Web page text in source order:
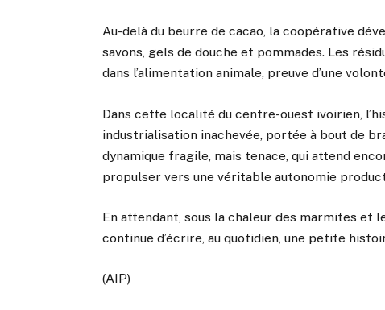
Au-delà du beurre de cacao, la coopérative
savons, gels de douche et pommades. Les
dans l’alimentation animale, preuve d’une
Dans cette localité du centre-ouest ivoirien,
industrialisation inachevée, portée à bout de
dynamique fragile, mais tenace, qui attend
propulser vers une véritable autonomie
En attendant, sous la chaleur des marmites et
continue d’écrire, au quotidien, une petite
(AIP)